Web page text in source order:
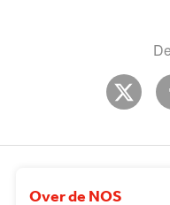
Over de NOS